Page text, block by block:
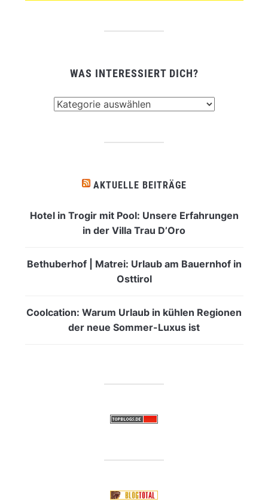
WAS INTERESSIERT DICH?
AKTUELLE BEITRÄGE
Hotel in Trogir mit Pool: Unsere Erfahrungen
in der Villa Trau D’Oro
Bethuberhof | Matrei: Urlaub am Bauernhof in
Osttirol
Coolcation: Warum Urlaub in kühlen Regionen
der neue Sommer-Luxus ist